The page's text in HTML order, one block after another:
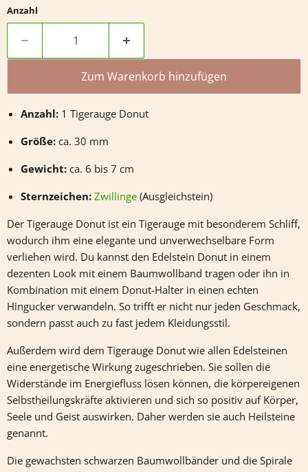
Anzahl
Zum Warenkorb hinzufügen
Anzahl: 1 Tigerauge Donut
Größe: ca. 30 mm
Gewicht: ca. 6 bis 7 cm
Sternzeichen: Zwillinge (Ausgleichstein)
Der Tigerauge Donut ist ein Tigerauge mit besonderem Schliff,
wodurch ihm eine elegante und unverwechselbare Form
verliehen wird. Du kannst den Edelstein Donut in einem
dezenten Look mit einem Baumwollband tragen oder ihn in
Kombination mit einem Donut-Halter in einen echten
Hingucker verwandeln. So trifft er nicht nur jeden Geschmack,
sondern passt auch zu fast jedem Kleidungsstil.
Außerdem wird dem Tigerauge Donut wie allen Edelsteinen
eine energetische Wirkung zugeschrieben. Sie sollen die
Widerstände im Energiefluss lösen können, die körpereigenen
Selbstheilungskräfte aktivieren und sich so positiv auf Körper,
Seele und Geist auswirken. Daher werden sie auch Heilsteine
genannt.
Die gewachsten schwarzen Baumwollbänder und die Spirale